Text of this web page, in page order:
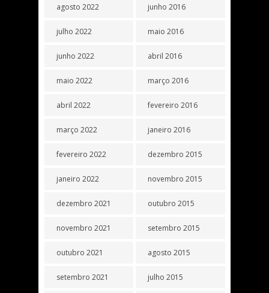
agosto 2022
julho 2022
junho 2022
maio 2022
abril 2022
março 2022
fevereiro 2022
janeiro 2022
dezembro 2021
novembro 2021
outubro 2021
setembro 2021
junho 2016
maio 2016
abril 2016
março 2016
fevereiro 2016
janeiro 2016
dezembro 2015
novembro 2015
outubro 2015
setembro 2015
agosto 2015
julho 2015